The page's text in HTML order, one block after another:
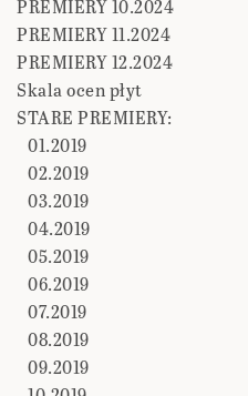
PREMIERY 10.2024
PREMIERY 11.2024
PREMIERY 12.2024
Skala ocen płyt
STARE PREMIERY:
01.2019
02.2019
03.2019
04.2019
05.2019
06.2019
07.2019
08.2019
09.2019